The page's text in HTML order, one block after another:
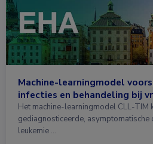
Machine-learningmodel
infecties en behandeling bij
Het machine-learningmodel CLL-TIM
gediagnosticeerde, asymptomatische
leukemie …